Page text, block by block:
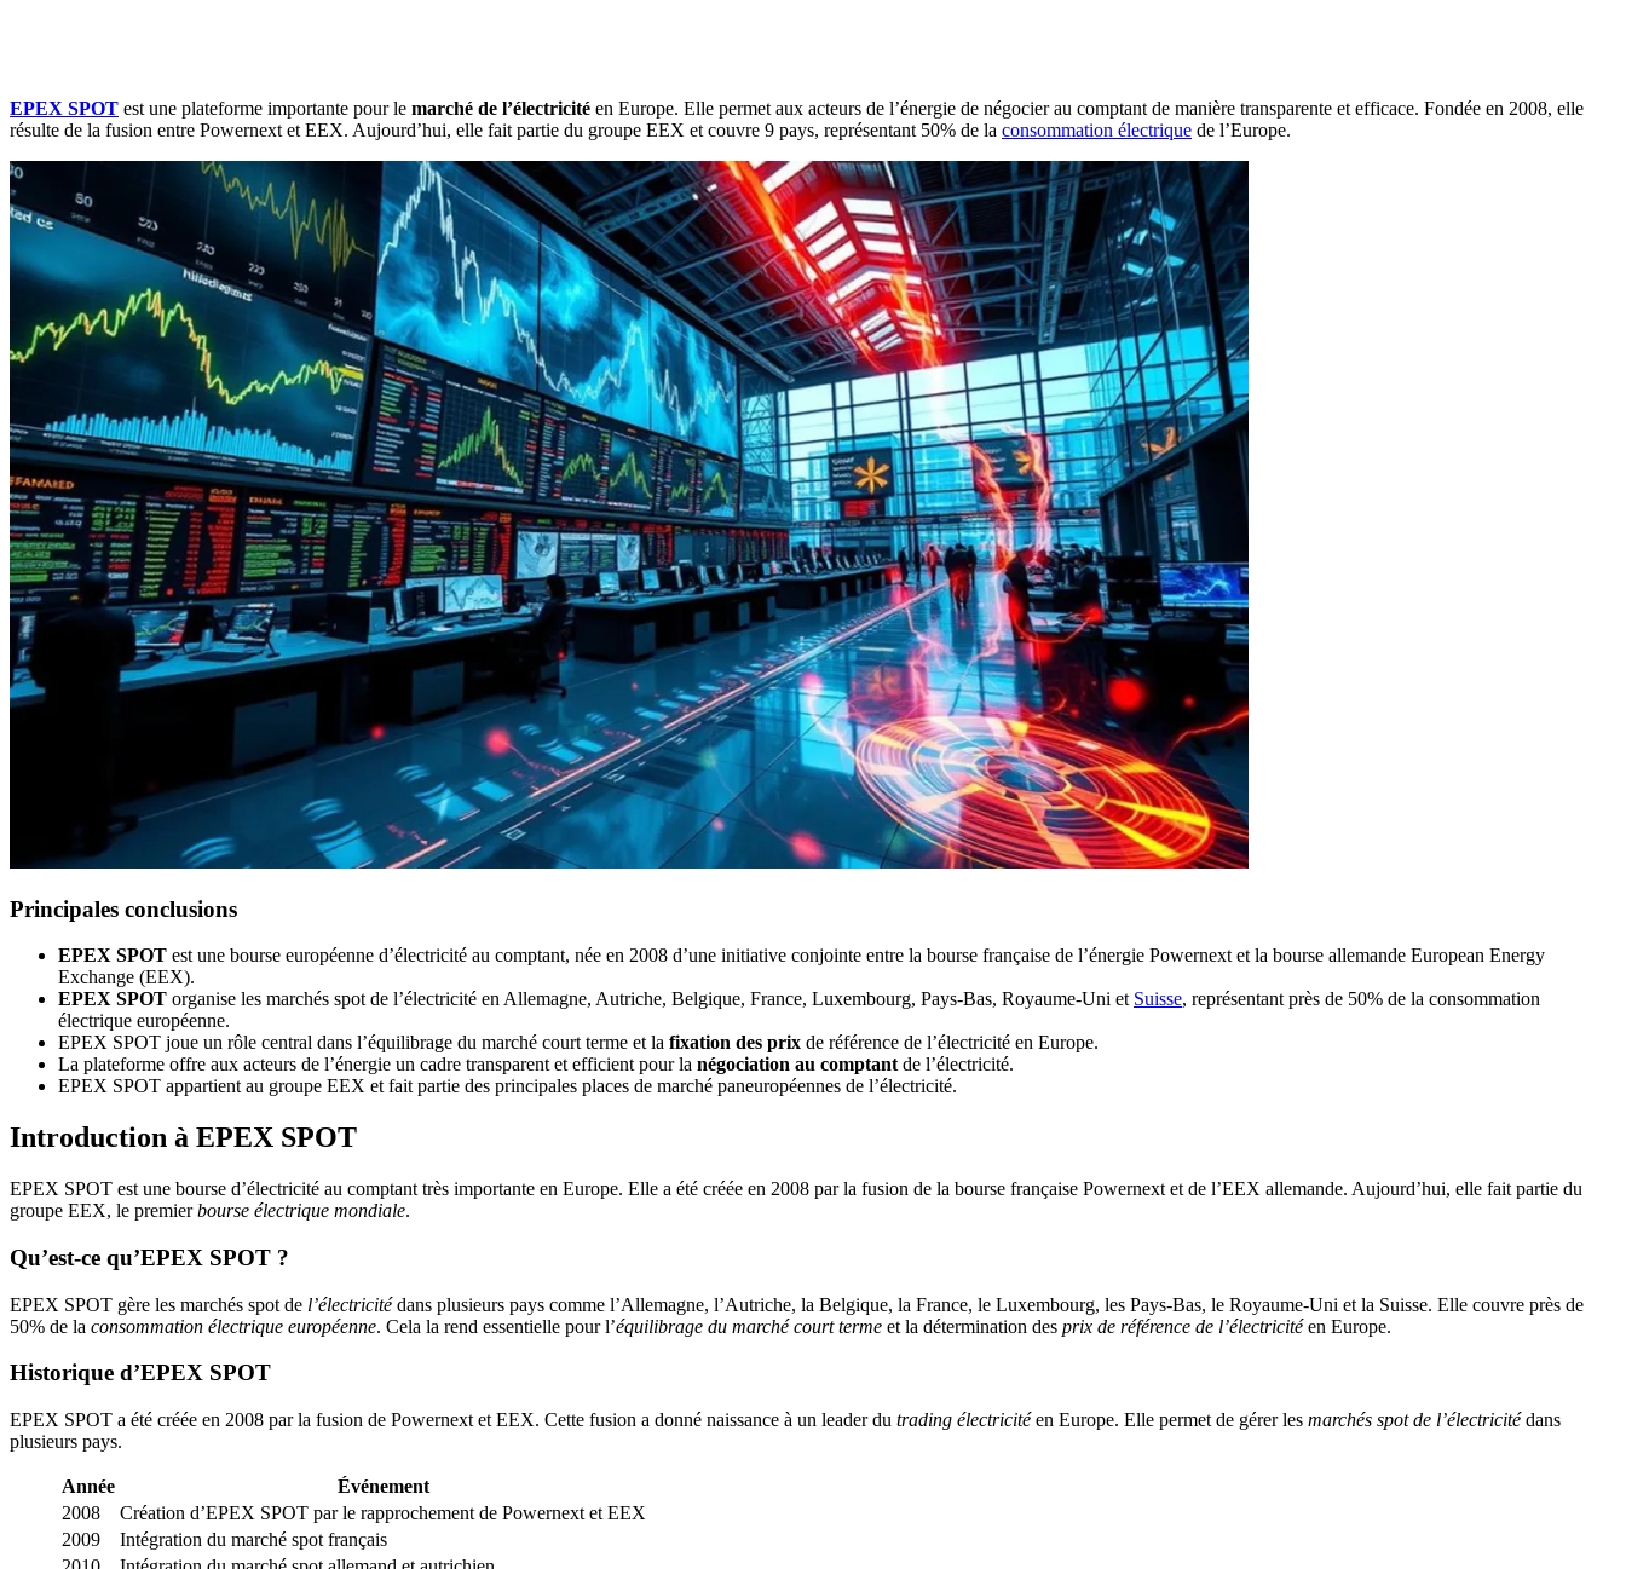
EPEX SPOT est une plateforme importante pour le marché de l’électricité en Europe. Elle permet aux acteurs de l’énergie de négocier au comptant de manière transparente et efficace. Fondée en 2008, elle
résulte de la fusion entre Powernext et EEX. Aujourd’hui, elle fait partie du groupe EEX et couvre 9 pays, représentant 50% de la consommation électrique de l’Europe.
Principales conclusions
EPEX SPOT est une bourse européenne d’électricité au comptant, née en 2008 d’une initiative conjointe entre la bourse française de l’énergie Powernext et la bourse allemande European Energy
Exchange (EEX).
EPEX SPOT organise les marchés spot de l’électricité en Allemagne, Autriche, Belgique, France, Luxembourg, Pays-Bas, Royaume-Uni et Suisse, représentant près de 50% de la consommation
électrique européenne.
EPEX SPOT joue un rôle central dans l’équilibrage du marché court terme et la fixation des prix de référence de l’électricité en Europe.
La plateforme offre aux acteurs de l’énergie un cadre transparent et efficient pour la négociation au comptant de l’électricité.
EPEX SPOT appartient au groupe EEX et fait partie des principales places de marché paneuropéennes de l’électricité.
Introduction à EPEX SPOT
EPEX SPOT est une bourse d’électricité au comptant très importante en Europe. Elle a été créée en 2008 par la fusion de la bourse française Powernext et de l’EEX allemande. Aujourd’hui, elle fait partie du
groupe EEX, le premierbourse électrique mondiale.
Qu’est-ce qu’EPEX SPOT ?
EPEX SPOT gère les marchés spot de l’électricitédans plusieurs pays comme l’Allemagne, l’Autriche, la Belgique, la France, le Luxembourg, les Pays-Bas, le Royaume-Uni et la Suisse. Elle couvre près de
50% de la consommation électrique européenne. Cela la rend essentielle pour l’équilibrage du marché court terme et la détermination des prix de référence de l’électricitéen Europe.
Historique d’EPEX SPOT
EPEX SPOT a été créée en 2008 par la fusion de Powernext et EEX. Cette fusion a donné naissance à un leader du trading électricitéen Europe. Elle permet de gérer les marchés spot de l’électricitédans
plusieurs pays.
Année
Événement
2008
Création d’EPEX SPOT par le rapprochement de Powernext et EEX
2009
Intégration du marché spot français